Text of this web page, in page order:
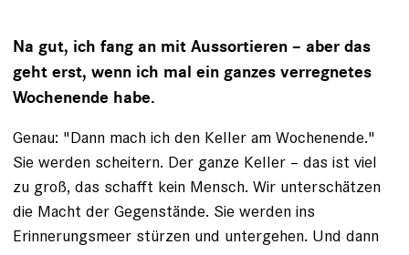
Na gut, ich fang an mit Aussortieren – aber das
geht erst, wenn ich mal ein ganzes verregnetes
Wochenende habe.
Genau: "Dann mach ich den Keller am ­Wochenende."
Sie werden scheitern. Der ganze Keller – das ist viel
zu groß, das schafft kein Mensch. Wir unterschätzen
die Macht der Gegenstände. Sie werden ins
Erinnerungsmeer stürzen und untergehen. Und dann